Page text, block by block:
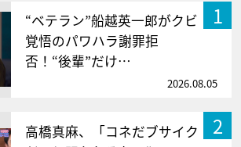
1
“ベテラン”船越英一郎がクビ
覚悟のパワハラ謝罪拒
否！“後輩”だけ…
2026.08.05
2
高橋真麻、「コネだブサイク